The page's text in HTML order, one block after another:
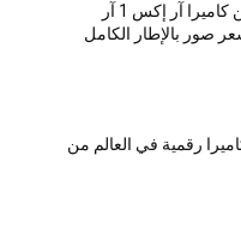
سوني تطلق الجيل الثالث من كاميرا آر إكس 1 آر
صور بالإطار الكامل
رقمية في العالم من